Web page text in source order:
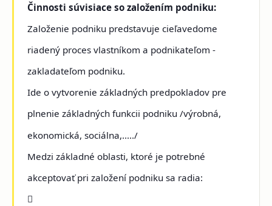
Činnosti súvisiace so založením podniku:
Založenie podniku predstavuje cieľavedome
riadený proces vlastníkom a podnikateľom -
zakladateľom podniku.
Ide o vytvorenie základných predpokladov pre
plnenie základných funkcii podniku /výrobná,
ekonomická, sociálna,...../
Medzi základné oblasti, ktoré je potrebné
akceptovať pri založení podniku sa radia:
